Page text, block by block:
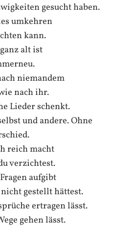
gesucht haben.
umkehren
kann.
alt ist
niemandem
nach ihr.
Lieder schenkt.
und andere. Ohne
reich macht
verzichtest.
aufgibt
gestellt hättest.
ertragen lässt.
gehen lässt.